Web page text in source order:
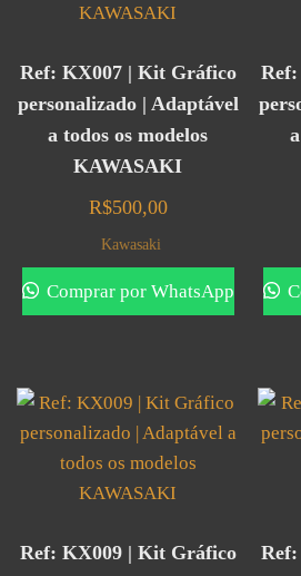
Ref: KX007 | Kit Gráfico
personalizado | Adaptável
a todos os modelos
KAWASAKI
R$500,00
Kawasaki
Comprar por WhatsApp
Ref: KX009 | Kit Gráfico